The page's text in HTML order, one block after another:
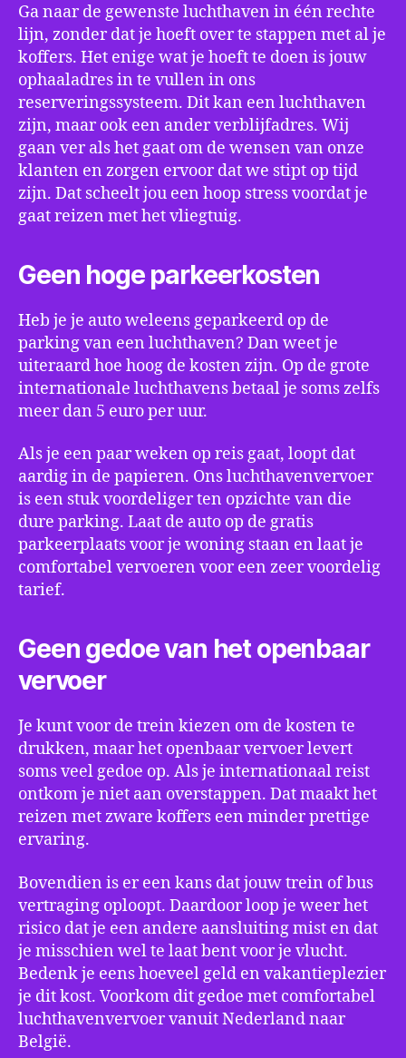
Ga naar de gewenste luchthaven in één rechte
lijn, zonder dat je hoeft over te stappen met al je
koffers. Het enige wat je hoeft te doen is jouw
ophaaladres in te vullen in ons
reserveringssysteem. Dit kan een luchthaven
zijn, maar ook een ander verblijfadres. Wij
gaan ver als het gaat om de wensen van onze
klanten en zorgen ervoor dat we stipt op tijd
zijn. Dat scheelt jou een hoop stress voordat je
gaat reizen met het vliegtuig.
Geen hoge parkeerkosten
Heb je je auto weleens geparkeerd op de
parking van een luchthaven? Dan weet je
uiteraard hoe hoog de kosten zijn. Op de grote
internationale luchthavens betaal je soms zelfs
meer dan 5 euro per uur.
Als je een paar weken op reis gaat, loopt dat
aardig in de papieren. Ons luchthavenvervoer
is een stuk voordeliger ten opzichte van die
dure parking. Laat de auto op de gratis
parkeerplaats voor je woning staan en laat je
comfortabel vervoeren voor een zeer voordelig
tarief.
Geen gedoe van het openbaar
vervoer
Je kunt voor de trein kiezen om de kosten te
drukken, maar het openbaar vervoer levert
soms veel gedoe op. Als je internationaal reist
ontkom je niet aan overstappen. Dat maakt het
reizen met zware koffers een minder prettige
ervaring.
Bovendien is er een kans dat jouw trein of bus
vertraging oploopt. Daardoor loop je weer het
risico dat je een andere aansluiting mist en dat
je misschien wel te laat bent voor je vlucht.
Bedenk je eens hoeveel geld en vakantieplezier
je dit kost. Voorkom dit gedoe met comfortabel
luchthavenvervoer vanuit Nederland naar
België.